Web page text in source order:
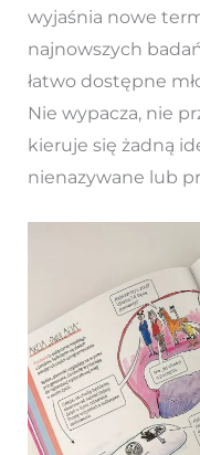
wyjaśnia nowe
najnowszych
łatwo dostępne
Nie wypacza, nie
kieruje się żadną
nienazywane lub